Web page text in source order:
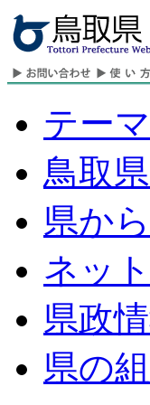
テー
鳥取
県か
ネッ
県政
県の